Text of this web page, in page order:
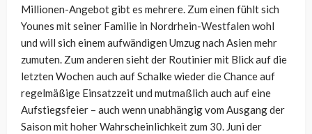
Millionen-Angebot gibt es mehrere. Zum einen fühlt sich
Younes mit seiner Familie in Nordrhein-Westfalen wohl
und will sich einem aufwändigen Umzug nach Asien mehr
zumuten. Zum anderen sieht der Routinier mit Blick auf die
letzten Wochen auch auf Schalke wieder die Chance auf
regelmäßige Einsatzzeit und mutmaßlich auch auf eine
Aufstiegsfeier – auch wenn unabhängig vom Ausgang der
Saison mit hoher Wahrscheinlichkeit zum 30. Juni der